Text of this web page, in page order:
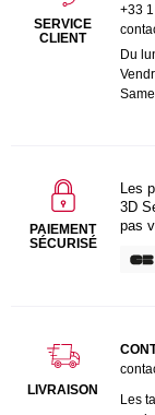
SERVICE
CLIENT
+33
Du
PAIEMENT
SÉCURISÉ
Les
3D
pas
LIVRAISON
Les